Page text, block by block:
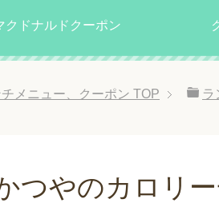
クドナルドクーポン
チメニュー、クーポン TOP ラ
つやのカロリ